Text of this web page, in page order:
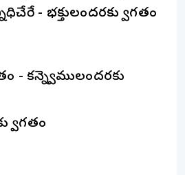
- భక్తులందరకు స్వాగతం
- కన్నెస్వాములందరకు
స్వాగతం